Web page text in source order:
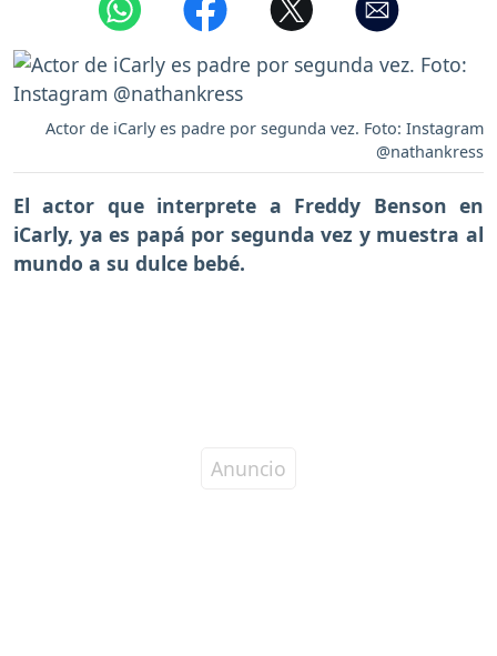
Actor de iCarly es padre por segunda vez. Foto: Instagram
@nathankress
El actor que interprete a Freddy Benson en
iCarly, ya es papá por segunda vez y muestra al
mundo a su dulce bebé.